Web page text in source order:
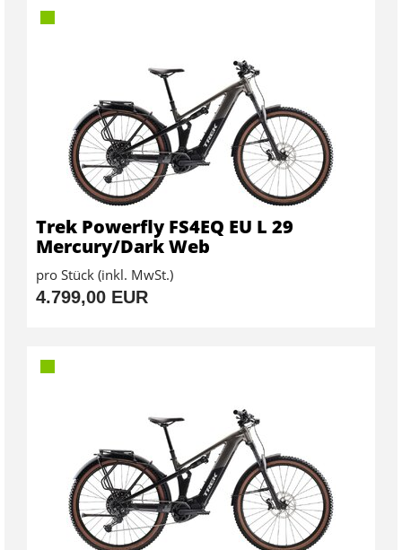
Trek Powerfly FS4EQ EU L 29
Mercury/Dark Web
pro Stück (inkl. MwSt.)
4.799,00 EUR